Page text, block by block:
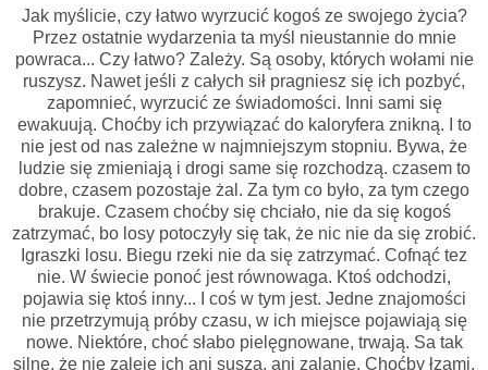
Jak myślicie, czy łatwo wyrzucić kogoś ze swojego życia?
Przez ostatnie wydarzenia ta myśl nieustannie do mnie
powraca... Czy łatwo? Zależy. Są osoby, których wołami nie
ruszysz. Nawet jeśli z całych sił pragniesz się ich pozbyć,
zapomnieć, wyrzucić ze świadomości. Inni sami się
ewakuują. Choćby ich przywiązać do kaloryfera znikną. I to
nie jest od nas zależne w najmniejszym stopniu. Bywa, że
ludzie się zmieniają i drogi same się rozchodzą. czasem to
dobre, czasem pozostaje żal. Za tym co było, za tym czego
brakuje. Czasem choćby się chciało, nie da się kogoś
zatrzymać, bo losy potoczyły się tak, że nic nie da się zrobić.
Igraszki losu. Biegu rzeki nie da się zatrzymać. Cofnąć tez
nie. W świecie ponoć jest równowaga. Ktoś odchodzi,
pojawia się ktoś inny... I coś w tym jest. Jedne znajomości
nie przetrzymują próby czasu, w ich miejsce pojawiają się
nowe. Niektóre, choć słabo pielęgnowane, trwają. Sa tak
silne, że nie zaleje ich ani susza, ani zalanie. Choćby łzami.